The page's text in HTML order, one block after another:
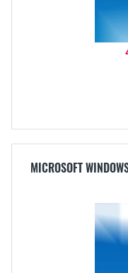
MICROSOFT